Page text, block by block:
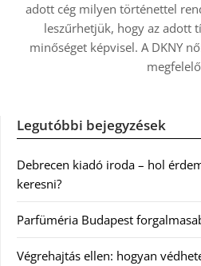
adott cég milyen történettel
leszűrhetjük, hogy az adott
minőséget képvisel. A DKNY
Legutóbbi bejegyzések
Debrecen kiadó iroda – hol
keresni?
Parfüméria Budapest
Végrehajtás ellen: hogyan